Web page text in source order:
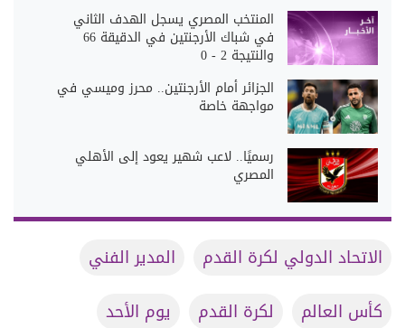
المنتخب المصري يسجل الهدف الثاني
في شباك الأرجنتين في الدقيقة 66
والنتيجة 2 - 0
الجزائر أمام الأرجنتين.. محرز وميسي في
مواجهة خاصة
رسميًا.. لاعب شهير يعود إلى الأهلي
المصري
الاتحاد الدولي لكرة القدم
المدير الفني
كأس العالم
لكرة القدم
يوم الأحد